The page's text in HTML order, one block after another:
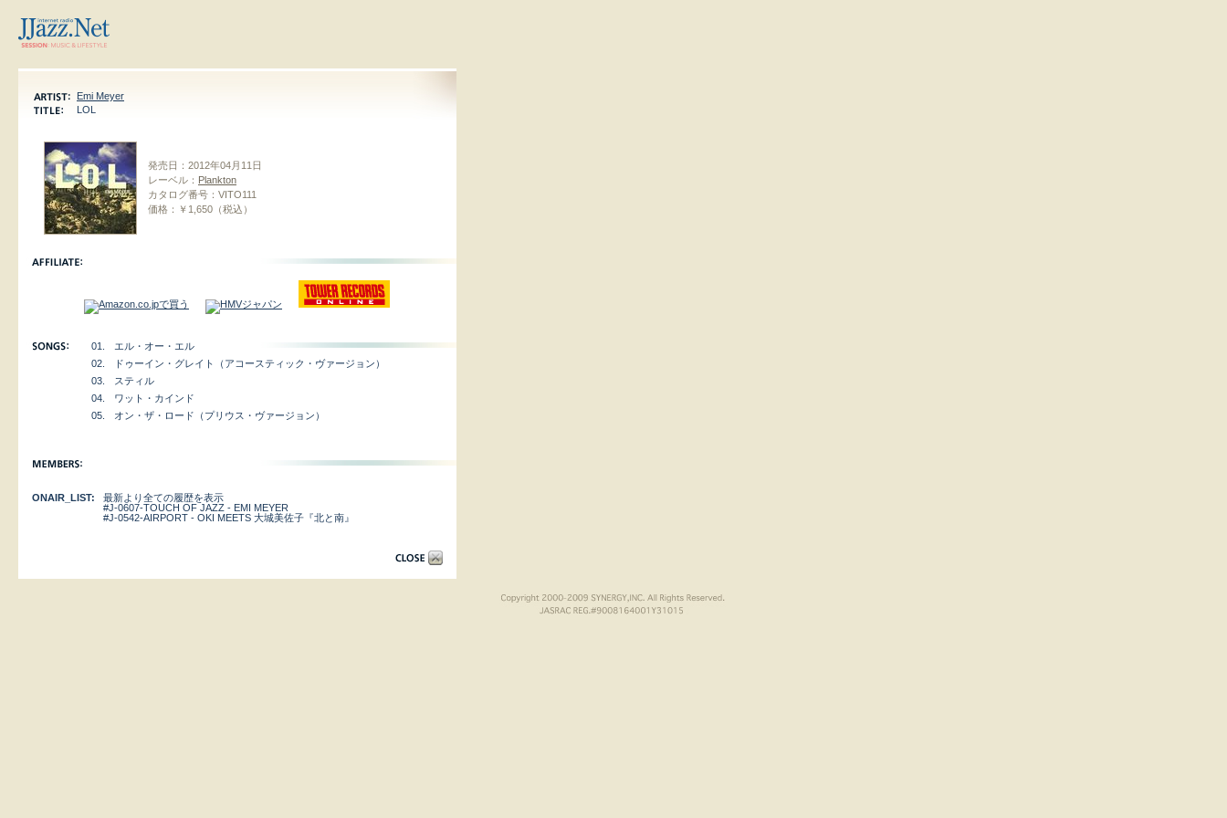
Emi Meyer
LOL
発売日： 2012年04月11日
レーベル： Plankton
カタログ番号： VITO111
価格：
￥1,650（税込）
01.
エル・オー・エル
02.
ドゥーイン・グレイト（アコースティック・ヴァージョン）
03.
スティル
04.
ワット・カインド
05.
オン・ザ・ロード（プリウス・ヴァージョン）
ONAIR_LIST:
最新より全ての履歴を表示
#J-0607-TOUCH OF JAZZ - EMI MEYER
#J-0542-AIRPORT - OKI MEETS 大城美佐子『北と南』